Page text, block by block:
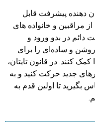
دهنده پیشرفت قابل
مراقبین و خانواده های
دائم در بدو ورود و
و ساده‌ای را برای
کمک کنند. در قانون تایتان،
جدید حرکت کنید و به
بگیرید تا اولین قدم به